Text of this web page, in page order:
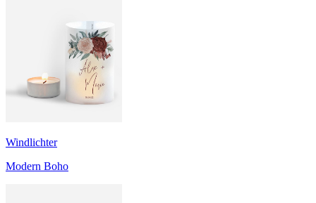
Windlichter
Modern Boho